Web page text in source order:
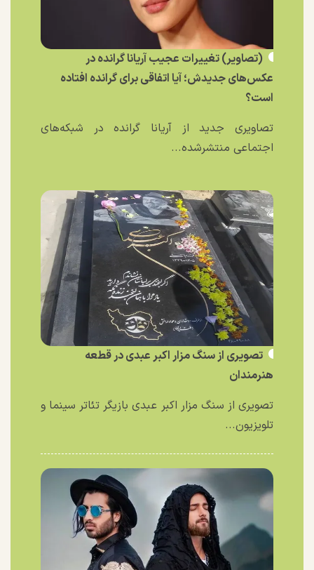
(تصاویر) تغییرات عجیب آریانا گرانده در
عکس‌های جدیدش؛ آیا اتفاقی برای گرانده افتاده
است؟
تصاویری جدید از آریانا گرانده در شبکه‌های
اجتماعی منتشرشده...
تصویری از سنگ مزار اکبر عبدی در قطعه
هنرمندان
تصویری از سنگ مزار اکبر عبدی بازیگر تئاتر سینما و
تلویزیون...